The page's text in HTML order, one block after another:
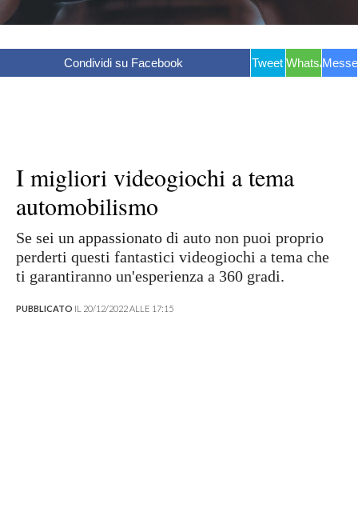
Condividi su Facebook Tweet WhatsApp
I migliori videogiochi a tema
automobilismo
Se sei un appassionato di auto non puoi proprio
perderti questi fantastici videogiochi a tema che
ti garantiranno un'esperienza a 360 gradi.
PUBBLICATO IL 20/12/2022 ALLE 17:15